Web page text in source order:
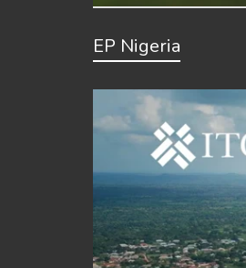
EP Nigeria